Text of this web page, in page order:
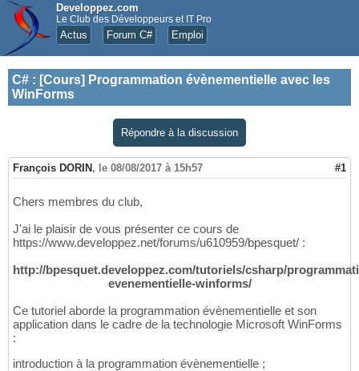
Developpez.com
Le Club des Développeurs et IT Pro
Actus Forum C# Emploi
C# : [Cours] Programmation évènementielle avec les
WinForms
Répondre à la discussion
François DORIN , le 08/08/2017 à 15h57 #1
Chers membres du club,
J'ai le plaisir de vous présenter ce cours de
https://www.developpez.net/forums/u610959/bpesquet/ :
http://bpesquet.developpez.com/tutoriels/csharp/
evenementielle-winforms/
Ce tutoriel aborde la programmation évènementielle et son
application dans le cadre de la technologie Microsoft WinForms
:
introduction à la programmation évènementielle ;